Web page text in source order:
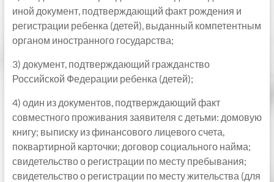
иной документ, подтверждающий факт рождения и
регистрации ребенка (детей), выданный компетентным
органом иностранного государства;
3) документ, подтверждающий гражданство
Российской Федерации ребенка (детей);
4) один из документов, подтверждающий факт
совместного проживания заявителя с детьми: домовую
книгу; выписку из финансового лицевого счета,
поквартирной карточки; договор социального найма;
свидетельство о регистрации по месту пребывания;
свидетельство о регистрации по месту жительства (для